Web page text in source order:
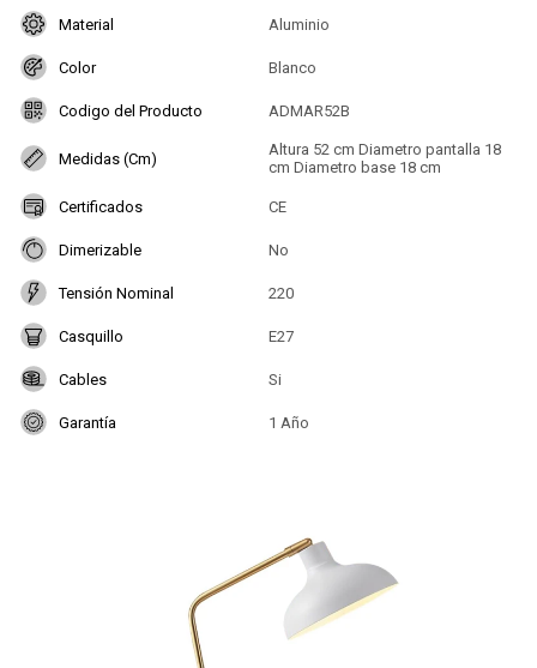
Material Aluminio
Color Blanco
Codigo del Producto ADMAR52B
Medidas (Cm)
Altura 52 cm Diametro pantalla 18
cm Diametro base 18 cm
Certificados CE
Dimerizable No
Tensión Nominal 220
Casquillo E27
Cables Si
Garantía 1 Año